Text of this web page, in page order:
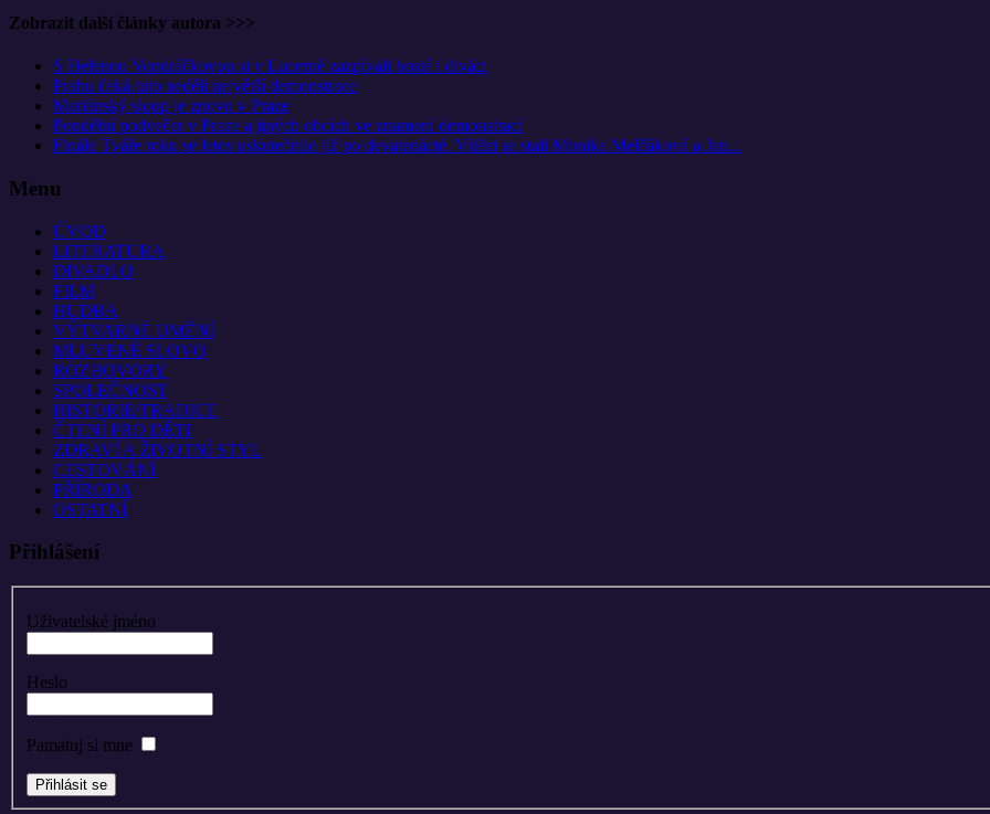
Zobrazit další články autora >>>
S Helenou Vondráčkovou si v Lucerně zazpívali hosté i diváci
Prahu čeká tuto neděli největší demonstrace
Mariánský sloup je znovu v Praze
Pondělní podvečer v Praze a jiných obcích ve znamení demonstrací
Finále Tváře roku se letos uskutečnilo již po devatenácté. Vítězi se stali Monika Melčáková a Jan...
Menu
ÚVOD
LITERATURA
DIVADLO
FILM
HUDBA
VÝTVARNÉ UMĚNÍ
MLUVENÉ SLOVO
ROZHOVORY
SPOLEČNOST
HISTORIE/TRADICE
ČTENÍ PRO DĚTI
ZDRAVÍ A ŽIVOTNÍ STYL
CESTOVÁNÍ
PŘÍRODA
OSTATNÍ
Přihlášení
Uživatelské jméno
Heslo
Pamatuj si mne